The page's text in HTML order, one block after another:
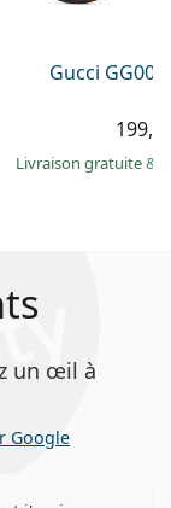
Gucci
Livraison gratuite&
un œil à
Google